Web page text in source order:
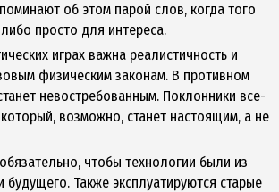
об этом парой слов, когда того
просто для интереса.
играх важна реалистичность и
физическим законам. В противном
невостребованным. Поклонники все-
который, возможно, станет настоящим, а не
чтобы технологии были из
будущего. Также эксплуатируются старые